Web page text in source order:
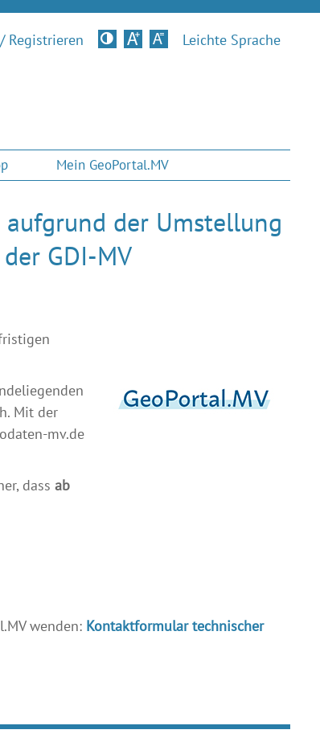
Registrieren KontrastversionLeichte Sprache
Mein GeoPortal.MV
der Umstellung
GDI-MV
Mit der
mv.de
dassab
wenden: Kontaktformular technischer